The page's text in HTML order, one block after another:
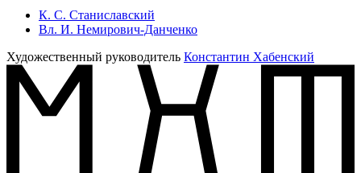
К. С. Станиславский
Вл. И. Немирович-Данченко
Художественный руководитель Константин Хабенский